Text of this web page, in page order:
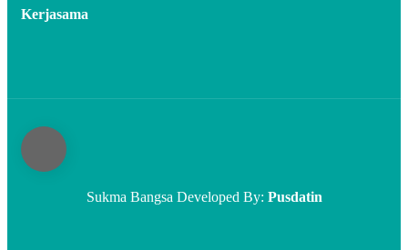
Kerjasama
Sukma Bangsa Developed By: Pusdatin